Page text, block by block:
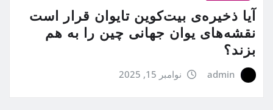
آیا ذخیره‌ی بیت‌کوین تایوان قرار است
نقشه‌های یوان جهانی چین را به هم
بزند؟
admin نوامبر 15, 2025